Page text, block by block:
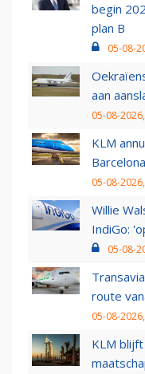
begin
plan B
05-08-
aan
05-08-
KLM
05-08-
Willie
IndiGo:
05-08-
route
05-08-
KLM